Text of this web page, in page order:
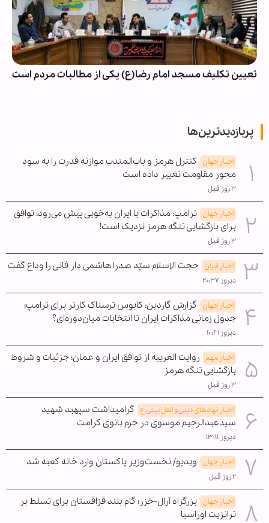
تعیین تکلیف مسجد امام رضا(ع) یکی از مطالبات مردم است
پربازدیدترین‌ها
اخبار جهان کنترل هرمز و باب‌المندب موازنه قدرت را به سود
محور مقاومت تغییر داده است
۳ روز قبل
اخبار جهان ترامپ: مذاکرات با ایران به‌خوبی پیش می‌رود؛ توافق
برای بازگشایی تنگه هرمز نزدیک است!
۳ روز قبل
اخبار ایران حجت الاسلام سیّد صدرا هاشمی دار فانی را وداع گفت
دیروز ۲۰:۳۷
اخبار جهان گزارش گاردین: کابوس ترسناک کارتر برای ترامپ؛
جدول زمانی مذاکرات ایران تا انتخابات میان‌دوره‌ای؟
دیروز ۱۰:۴۱
اخبار مهم روایت العربیه از توافق ایران و عمان؛ جزئیات و شروط
بازگشایی تنگه هرمز
۳ روز قبل
اخبار نهادهای دینی و اهل بیتی ع گرامیداشت سپهبد شهید
سیدعبدالرحیم موسوی در حرم بانوی کرامت
دیروز ۱۳:۱۱
اخبار جهان ویدیو/ نخست‌وزیر پاکستان وارد خانه کعبه شد
۲ روز قبل
اخبار جهان بزرگراه آرال-خزر؛ گام بلند قزاقستان برای تسلط بر
ترانزیت اوراسیا